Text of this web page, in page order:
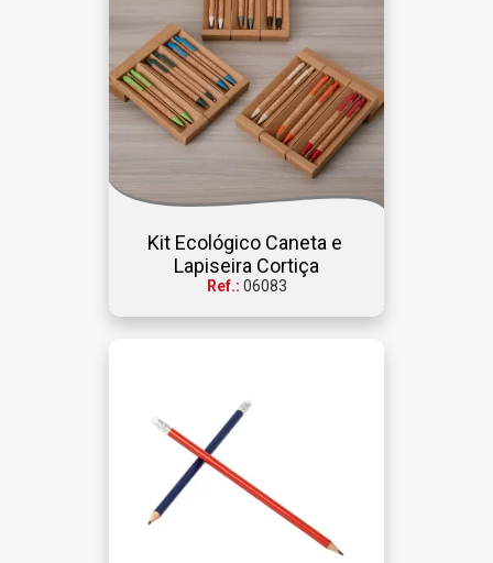
Kit Ecológico Caneta e
Lapiseira Cortiça
Ref.: 06083